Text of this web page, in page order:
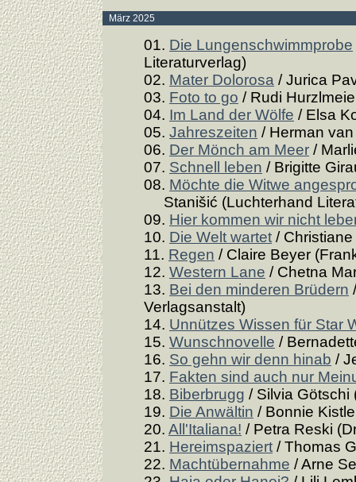
März 2025
01. Die Lungenschwimmprobe
Literaturverlag)
02. Mater Dolorosa / Jurica
03. Foto to go / Rudi
04. Im Land der Wölfe / Elsa
05. Jahreszeiten / Herman
06. Der Mönch am Meer /
07. Schnell leben / Brigitte
08. Möchte die Witwe
Stanišić (Luchterhand
09. Hier kommen wir nicht
10. Die Welt wartet /
11. Regen / Claire Beyer
12. Western Lane / Chetna
13. Bei den minderen Brüdern
Verlagsanstalt)
14. Unnützes Wissen für Star
15. Wunschnovelle /
16. So gehn wir denn hinab /
17. Fakten sind auch nur
18. Biberbrugg / Silvia Götschi
19. Die Anwältin / Bonnie
20. All'Italiana! / Petra Reski
21. Hereimspaziert / Thomas
22. Machtübernahme / Arne